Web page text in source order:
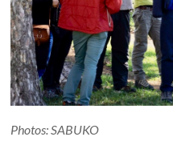
Photos: SABUKO